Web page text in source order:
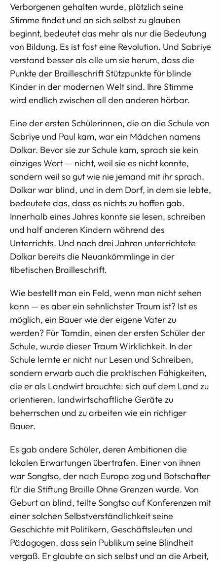
Verborgenen gehalten wurde, plötzlich seine
Stimme findet und an sich selbst zu glauben
beginnt, bedeutet das mehr als nur die Bedeutung
von Bildung. Es ist fast eine Revolution. Und Sabriye
verstand besser als alle um sie herum, dass die
Punkte der Brailleschrift Stützpunkte für blinde
Kinder in der modernen Welt sind. Ihre Stimme
wird endlich zwischen all den anderen hörbar.
Eine der ersten Schülerinnen, die an die Schule von
Sabriye und Paul kam, war ein Mädchen namens
Dolkar. Bevor sie zur Schule kam, sprach sie kein
einziges Wort — nicht, weil sie es nicht konnte,
sondern weil so gut wie nie jemand mit ihr sprach.
Dolkar war blind, und in dem Dorf, in dem sie lebte,
bedeutete das, dass es nichts zu hoffen gab.
Innerhalb eines Jahres konnte sie lesen, schreiben
und half anderen Kindern während des
Unterrichts. Und nach drei Jahren unterrichtete
Dolkar bereits die Neuankömmlinge in der
tibetischen Brailleschrift.
Wie bestellt man ein Feld, wenn man nicht sehen
kann — es aber ein sehnlichster Traum ist? Ist es
möglich, ein Bauer wie der eigene Vater zu
werden? Für Tamdin, einen der ersten Schüler der
Schule, wurde dieser Traum Wirklichkeit. In der
Schule lernte er nicht nur Lesen und Schreiben,
sondern erwarb auch die praktischen Fähigkeiten,
die er als Landwirt brauchte: sich auf dem Land zu
orientieren, landwirtschaftliche Geräte zu
beherrschen und zu arbeiten wie ein richtiger
Bauer.
Es gab andere Schüler, deren Ambitionen die
lokalen Erwartungen übertrafen. Einer von ihnen
war Songtso, der nach Europa zog und Botschafter
für die Stiftung Braille Ohne Grenzen wurde. Von
Geburt an blind, teilte Songtso auf Konferenzen mit
einer solchen Selbstverständlichkeit seine
Geschichte mit Politikern, Geschäftsleuten und
Pädagogen, dass sein Publikum seine Blindheit
vergaß. Er glaubte an sich selbst und an die Arbeit,